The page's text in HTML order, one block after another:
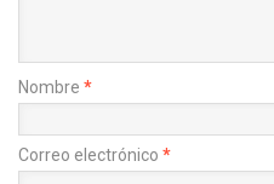
Nombre *
Correo electrónico *